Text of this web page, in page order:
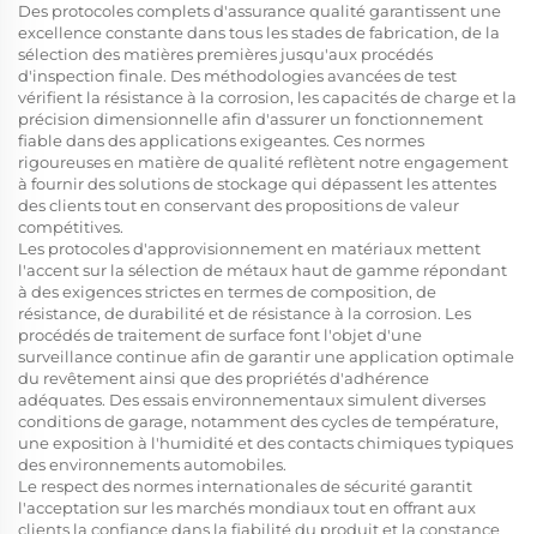
Des protocoles complets d'assurance qualité garantissent une
excellence constante dans tous les stades de fabrication, de la
sélection des matières premières jusqu'aux procédés
d'inspection finale. Des méthodologies avancées de test
vérifient la résistance à la corrosion, les capacités de charge et la
précision dimensionnelle afin d'assurer un fonctionnement
fiable dans des applications exigeantes. Ces normes
rigoureuses en matière de qualité reflètent notre engagement
à fournir des solutions de stockage qui dépassent les attentes
des clients tout en conservant des propositions de valeur
compétitives.
Les protocoles d'approvisionnement en matériaux mettent
l'accent sur la sélection de métaux haut de gamme répondant
à des exigences strictes en termes de composition, de
résistance, de durabilité et de résistance à la corrosion. Les
procédés de traitement de surface font l'objet d'une
surveillance continue afin de garantir une application optimale
du revêtement ainsi que des propriétés d'adhérence
adéquates. Des essais environnementaux simulent diverses
conditions de garage, notamment des cycles de température,
une exposition à l'humidité et des contacts chimiques typiques
des environnements automobiles.
Le respect des normes internationales de sécurité garantit
l'acceptation sur les marchés mondiaux tout en offrant aux
clients la confiance dans la fiabilité du produit et la constance